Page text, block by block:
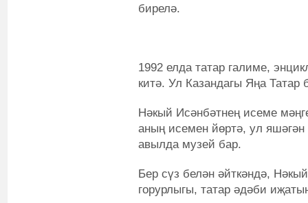
бирелә.
1992 елда татар галиме,
китә. Ул Казандагы Яңа Татар
Нәкый Исәнбәтнең исеме
аның исемен йөртә, ул яшәгән
авылда музей бар.
Бер сүз белән әйткәндә,
горурлыгы, татар әдәби